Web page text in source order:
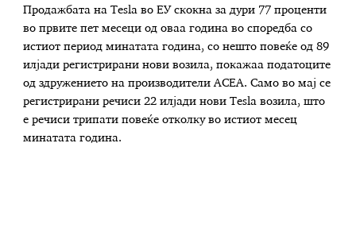
Продажбата на Tesla во ЕУ скокна за дури 77 проценти
во првите пет месеци од оваа година во споредба со
истиот период минатата година, со нешто повеќе од 89
илјади регистрирани нови возила, покажаа податоците
од здружението на производители ACEA. Само во мај се
регистрирани речиси 22 илјади нови Tesla возила, што
е речиси трипати повеќе отколку во истиот месец
минатата година.